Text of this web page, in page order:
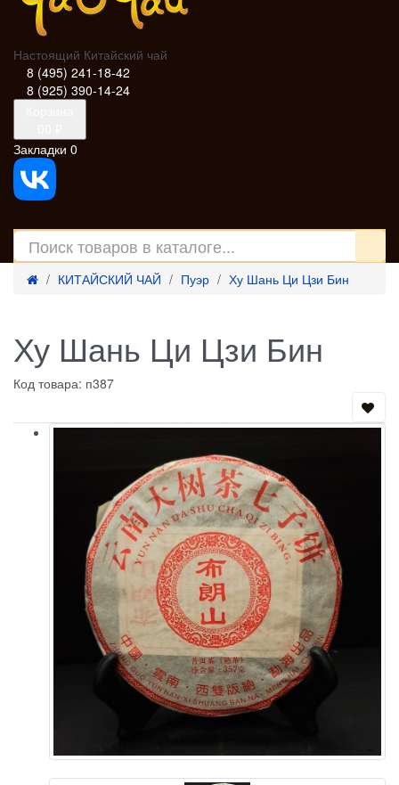
Настоящий Китайский чай
8 (495) 241-18-42
8 (925) 390-14-24
Закладки 0
КИТАЙСКИЙ ЧАЙ Пуэр Ху Шань Ци Цзи Бин
Ху Шань Ци Цзи Бин
Код товара: п387